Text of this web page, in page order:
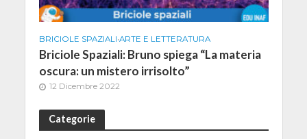
BRICIOLE SPAZIALI•ARTE E LETTERATURA
Briciole Spaziali: Bruno spiega “La materia
oscura: un mistero irrisolto”
12 Dicembre 2022
Categorie